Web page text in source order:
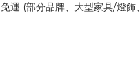
運 (部分品牌、大型家具/燈飾、